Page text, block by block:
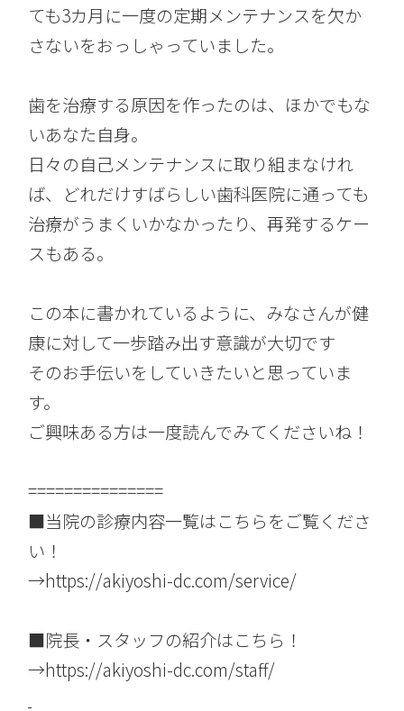
ても3カ月に一度の定期メンテナンスを欠か
さないをおっしゃっていました。
歯を治療する原因を作ったのは、ほかでもな
いあなた自身。
日々の自己メンテナンスに取り組まなけれ
ば、どれだけすばらしい歯科医院に通っても
治療がうまくいかなかったり、再発するケー
スもある。
この本に書かれているように、みなさんが健
康に対して一歩踏み出す意識が大切です
そのお手伝いをしていきたいと思っていま
す。
ご興味ある方は一度読んでみてくださいね！
===============
■当院の診療内容一覧はこちらをご覧くださ
い！
→https://akiyoshi-dc.com/service/
■院長・スタッフの紹介はこちら！
→https://akiyoshi-dc.com/staff/